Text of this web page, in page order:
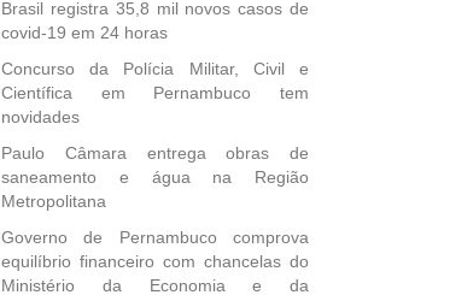
Brasil registra 35,8 mil novos casos de
covid-19 em 24 horas
Concurso da Polícia Militar, Civil e
Científica em Pernambuco tem
novidades
Paulo Câmara entrega obras de
saneamento e água na Região
Metropolitana
Governo de Pernambuco comprova
equilíbrio financeiro com chancelas do
Ministério da Economia e da